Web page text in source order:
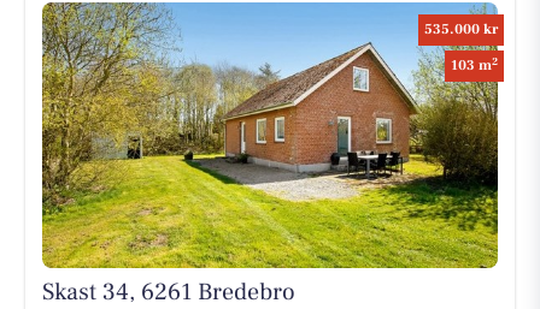
535.000 kr
103 m2
Skast 34, 6261 Bredebro